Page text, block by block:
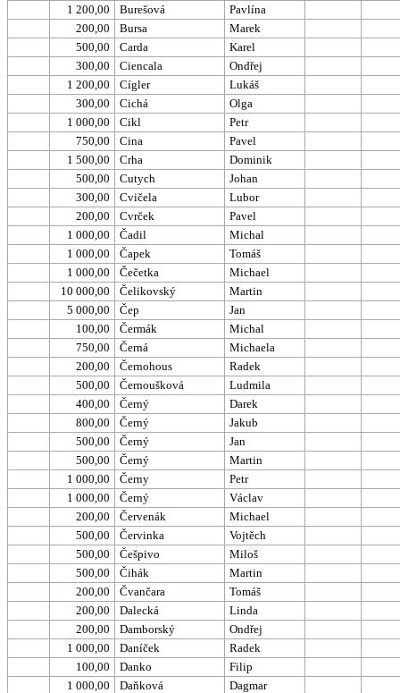
1 200,00
Burešová
Pavlína
200,00
Bursa
Marek
500,00
Carda
Karel
300,00
Ciencala
Ondřej
1 200,00
Cígler
Lukáš
300,00
Cichá
Olga
1 000,00
Cikl
Petr
750,00
Cina
Pavel
1 500,00
Crha
Dominik
500,00
Cutych
Johan
300,00
Cvičela
Lubor
200,00
Cvrček
Pavel
1 000,00
Čadil
Michal
1 000,00
Čapek
Tomáš
1 000,00
Čečetka
Michael
10 000,00
Čelikovský
Martin
5 000,00
Čep
Jan
100,00
Čermák
Michal
750,00
Černá
Michaela
200,00
Černohous
Radek
500,00
Černoušková
Ludmila
400,00
Černý
Darek
800,00
Černý
Jakub
500,00
Černý
Jan
500,00
Černý
Martin
1 000,00
Černy
Petr
1 000,00
Černý
Václav
200,00
Červenák
Michael
500,00
Červinka
Vojtěch
500,00
Češpivo
Miloš
500,00
Čihák
Martin
200,00
Čvančara
Tomáš
200,00
Dalecká
Linda
200,00
Damborský
Ondřej
1 000,00
Daníček
Radek
100,00
Danko
Filip
1 000,00
Daňková
Dagmar